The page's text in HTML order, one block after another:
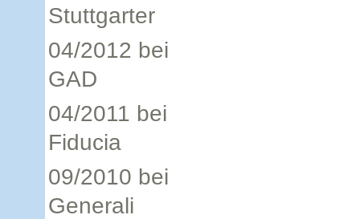
Stuttgarter
04/2012 bei
GAD
04/2011 bei
Fiducia
09/2010 bei
Generali